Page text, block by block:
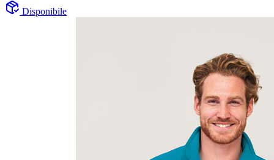
Disponibile